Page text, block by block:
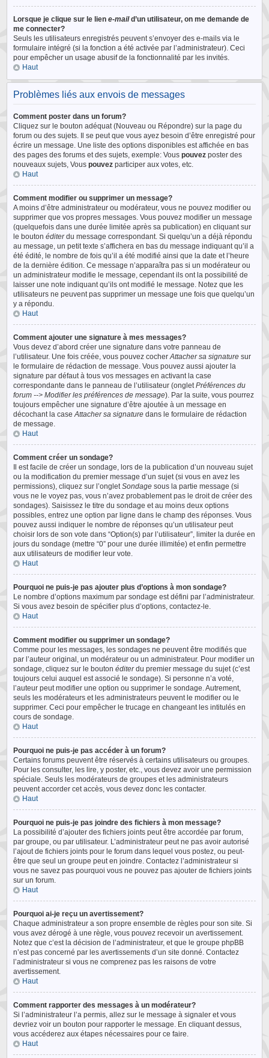
Lorsque je clique sur le liene-maild’un utilisateur, on me demande de
me connecter?
Seuls les utilisateurs enregistrés peuvent s’envoyer des e-mails via le
formulaire intégré (si la fonction a été activée par l’administrateur). Ceci
pour empêcher un usage abusif de la fonctionnalité par les invités.
Haut
Problèmes liés aux envois de messages
Comment poster dans un forum?
Cliquez sur le bouton adéquat (Nouveau ou Répondre) sur la page du
forum ou des sujets. Il se peut que vous ayez besoin d’être enregistré pour
écrire un message. Une liste des options disponibles est affichée en bas
des pages des forums et des sujets, exemple: Vouspouvez poster des
nouveaux sujets, Vouspouvez participer aux votes, etc.
Haut
Comment modifier ou supprimer un message?
A moins d’être administrateur ou modérateur, vous ne pouvez modifier ou
supprimer que vos propres messages. Vous pouvez modifier un message
(quelquefois dans une durée limitée après sa publication) en cliquant sur
le boutonéditerdu message correspondant. Si quelqu’un a déjà répondu
au message, un petit texte s’affichera en bas du message indiquant qu’il a
été édité, le nombre de fois qu’il a été modifié ainsi que la date et l’heure
de la dernière édition. Ce message n’apparaîtra pas si un modérateur ou
un administrateur modifie le message, cependant ils ont la possibilité de
laisser une note indiquant qu’ils ont modifié le message. Notez que les
utilisateurs ne peuvent pas supprimer un message une fois que quelqu’un
y a répondu.
Haut
Comment ajouter une signature à mes messages?
Vous devez d’abord créer une signature dans votre panneau de
l’utilisateur. Une fois créée, vous pouvez cocherAttacher sa signature sur
le formulaire de rédaction de message. Vous pouvez aussi ajouter la
signature par défaut à tous vos messages en activant la case
correspondante dans le panneau de l’utilisateur (ongletPréférences du
forum --> Modifier les préférences de message). Par la suite, vous pourrez
toujours empêcher une signature d’être ajoutée à un message en
décochant la caseAttacher sa signature dans le formulaire de rédaction
de message.
Haut
Comment créer un sondage?
Il est facile de créer un sondage, lors de la publication d’un nouveau sujet
ou la modification du premier message d’un sujet (si vous en avez les
permissions), cliquez sur l’ongletSondage sous la partie message (si
vous ne le voyez pas, vous n’avez probablement pas le droit de créer des
sondages). Saisissez le titre du sondage et au moins deux options
possibles, entrez une option par ligne dans le champ des réponses. Vous
pouvez aussi indiquer le nombre de réponses qu’un utilisateur peut
choisir lors de son vote dans “Option(s) par l’utilisateur”, limiter la durée en
jours du sondage (mettre “0” pour une durée illimitée) et enfin permettre
aux utilisateurs de modifier leur vote.
Haut
Pourquoi ne puis-je pas ajouter plus d’options à mon sondage?
Le nombre d’options maximum par sondage est défini par l’administrateur.
Si vous avez besoin de spécifier plus d’options, contactez-le.
Haut
Comment modifier ou supprimer un sondage?
Comme pour les messages, les sondages ne peuvent être modifiés que
par l’auteur original, un modérateur ou un administrateur. Pour modifier un
sondage, cliquez sur le boutonéditerdu premier message du sujet (c’est
toujours celui auquel est associé le sondage). Si personne n’a voté,
l’auteur peut modifier une option ou supprimer le sondage. Autrement,
seuls les modérateurs et les administrateurs peuvent le modifier ou le
supprimer. Ceci pour empêcher le trucage en changeant les intitulés en
cours de sondage.
Haut
Pourquoi ne puis-je pas accéder à un forum?
Certains forums peuvent être réservés à certains utilisateurs ou groupes.
Pour les consulter, les lire, y poster, etc., vous devez avoir une permission
spéciale. Seuls les modérateurs de groupes et les administrateurs
peuvent accorder cet accès, vous devez donc les contacter.
Haut
Pourquoi ne puis-je pas joindre des fichiers à mon message?
La possibilité d’ajouter des fichiers joints peut être accordée par forum,
par groupe, ou par utilisateur. L’administrateur peut ne pas avoir autorisé
l’ajout de fichiers joints pour le forum dans lequel vous postez, ou peut-
être que seul un groupe peut en joindre. Contactez l’administrateur si
vous ne savez pas pourquoi vous ne pouvez pas ajouter de fichiers joints
sur un forum.
Haut
Pourquoi ai-je reçu un avertissement?
Chaque administrateur a son propre ensemble de règles pour son site. Si
vous avez dérogé à une règle, vous pouvez recevoir un avertissement.
Notez que c’est la décision de l’administrateur, et que le groupe phpBB
n’est pas concerné par les avertissements d’un site donné. Contactez
l’administrateur si vous ne comprenez pas les raisons de votre
avertissement.
Haut
Comment rapporter des messages à un modérateur?
Si l’administrateur l’a permis, allez sur le message à signaler et vous
devriez voir un bouton pour rapporter le message. En cliquant dessus,
vous accéderez aux étapes nécessaires pour ce faire.
Haut